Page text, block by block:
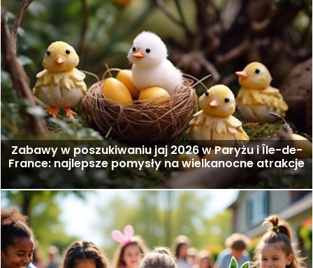
Zabawy w poszukiwaniu jaj 2026 w Paryżu i Île-de-
France: najlepsze pomysły na wielkanocne atrakcje